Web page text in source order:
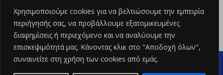
Χρησιμοποιούμε cookies για να βελτιώσουμε την εμπειρία
περιήγησής σας, να προβάλλουμε εξατομικευμένες
διαφημίσεις ή περιεχόμενο και να αναλύουμε την
επισκεψιμότητά μας. Κάνοντας κλικ στο "Αποδοχή όλων",
συναινείτε στη χρήση των cookies από εμάς.